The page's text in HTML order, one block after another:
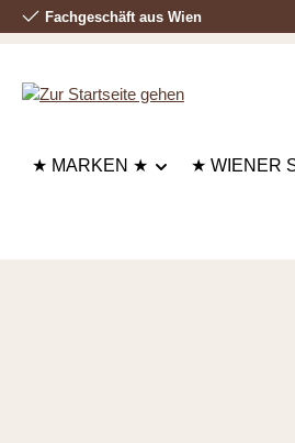
Hauptinhalt springen
Zur Suche springen
Zur Hauptnavigation springen
Fachgeschäft aus Wien
★ MARKEN ★ ★ WIENER